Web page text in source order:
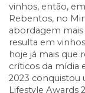
vinhos, então,
Rebentos, no
abordagem mais
resulta em
hoje já mais que
críticos da mídia
2023 conquistou
Lifestyle Awards